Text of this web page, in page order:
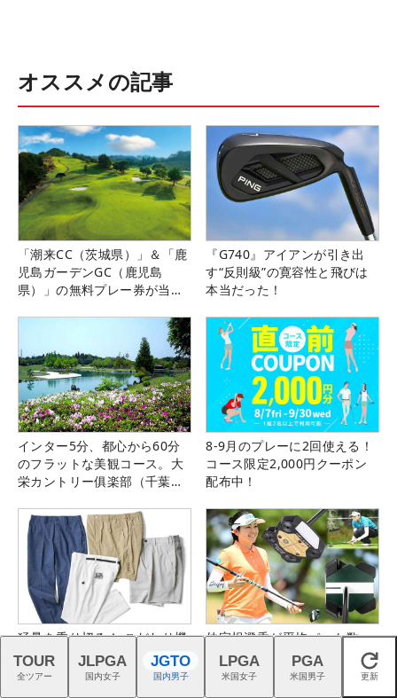
オススメの記事
「潮来CC（茨城県）」＆「鹿
児島ガーデンGC（鹿児島
県）」の無料プレー券が当た
『G740』アイアンが引き出
す“反則級”の寛容性と飛びは
本当だった！
インター5分、都心から60分
のフラットな美観コース。大
栄カントリー俱楽部（千葉
8-9月のプレーに2回使える！
コース限定2,000円クーポン
配布中！
猛暑を乗り切る！ こだわり機
能派パンツ4選
仲宗根澄香が平均パット数
『TRTL』で6人抜き！
閉じる
TOUR
全ツアー
JLPGA
国内女子
JGTO
国内男子
LPGA
米国女子
PGA
米国男子 更新